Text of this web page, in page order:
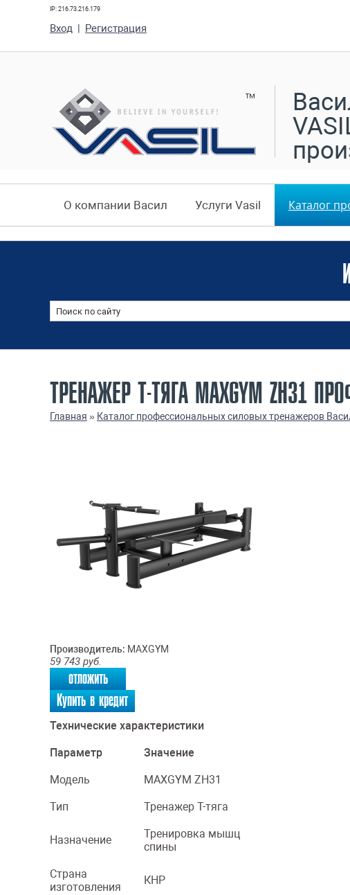
IP: 216.73.216.179
Вход | Регистрация
О компании Васил Услуги Vasil Каталог
ТРЕНАЖЕР Т-ТЯГА MAXGYM ZH31
Главная » Каталог профессиональных силовых тренажеров
Производитель: MAXGYM
59 743 руб.
отложить
Купить в кредит
Технические характеристики
Параметр Значение
Модель MAXGYM ZH31
Тип Тренажер Т-тяга
Назначение
Тренировка мышц
спины
Страна
изготовления
КНР